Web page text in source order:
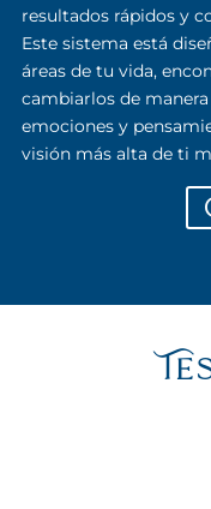
resultados rápidos y
Este sistema está
áreas de tu vida,
cambiarlos de
emociones y
visión más alta de ti